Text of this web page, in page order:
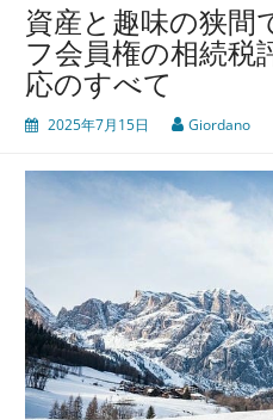
資産と趣味の狭間
フ会員権の相続税
応のすべて
2025年7月15日 Giordano